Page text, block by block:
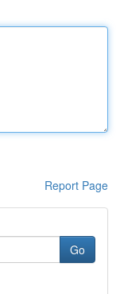
Report Page
Go